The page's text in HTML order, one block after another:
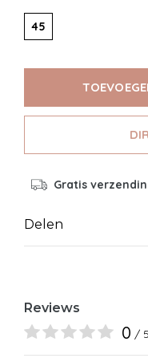
45
Gratis
Delen
Reviews
0 / 5